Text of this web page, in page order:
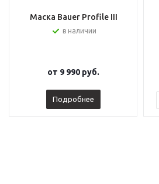
Маска Bauer Profile III
в наличии
от 9 990 руб.
Подробнее